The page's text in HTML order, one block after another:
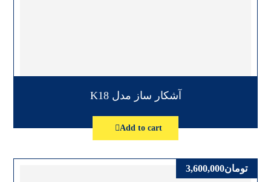
آشکار ساز مدل K18
Add to cart
تومان3,600,000